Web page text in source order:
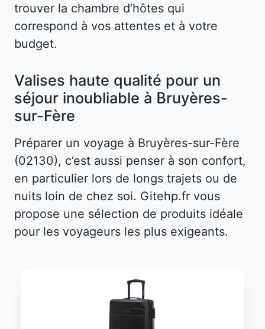
trouver la chambre d’hôtes qui
correspond à vos attentes et à votre
budget.
Valises haute qualité pour un
séjour inoubliable à Bruyères-
sur-Fère
Préparer un voyage à Bruyères-sur-Fère
(02130), c’est aussi penser à son confort,
en particulier lors de longs trajets ou de
nuits loin de chez soi. Gitehp.fr vous
propose une sélection de produits idéale
pour les voyageurs les plus exigeants.